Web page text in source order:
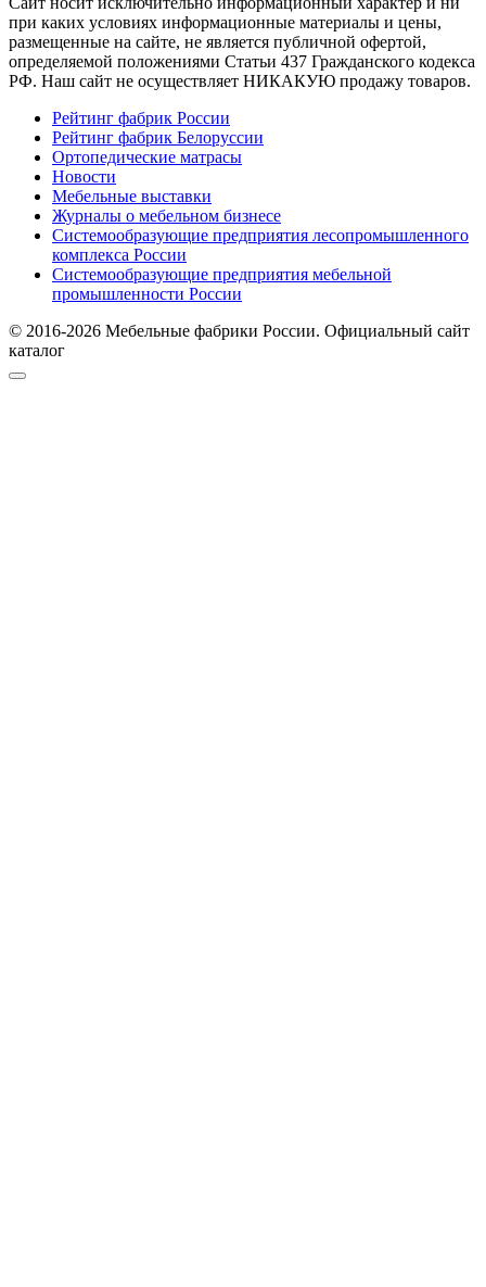
при каких условиях информационные материалы и цены,
размещенные на сайте, не является публичной офертой,
определяемой положениями Статьи 437 Гражданского кодекса
РФ. Наш сайт не осуществляет НИКАКУЮ продажу товаров.
Рейтинг фабрик России
Рейтинг фабрик Белоруссии
Ортопедические матрасы
Новости
Мебельные выставки
Журналы о мебельном бизнесе
Системообразующие предприятия лесопромышленного
комплекса России
Системообразующие предприятия мебельной
промышленности России
© 2016-2026 Мебельные фабрики России. Официальный сайт
каталог